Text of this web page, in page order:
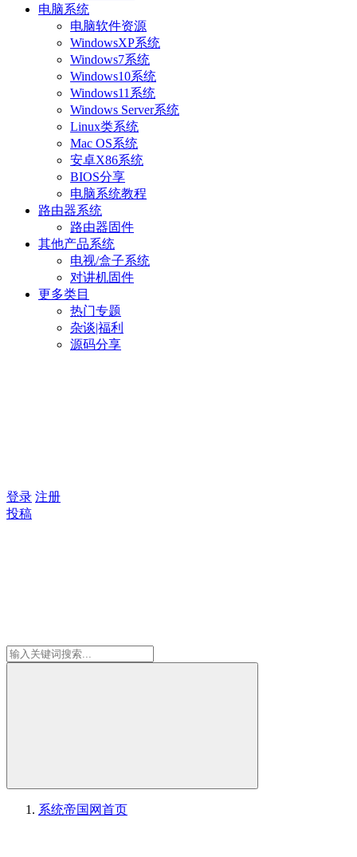
电脑系统
电脑软件资源
WindowsXP系统
Windows7系统
Windows10系统
Windows11系统
Windows Server系统
Linux类系统
Mac OS系统
安卓X86系统
BIOS分享
电脑系统教程
路由器系统
路由器固件
其他产品系统
电视/盒子系统
对讲机固件
更多类目
热门专题
杂谈|福利
源码分享
登录 注册
投稿
系统帝国网首页